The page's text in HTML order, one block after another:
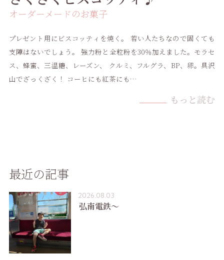
オーダーメードのお菓子
プレゼント用にビスコッティを焼く。 若い人たちなので固くても
支障はないでしょう。 強力粉と全粒粉を30％加えました。モラセ
ス、蜂蜜、三温糖、レーズン、 クルミ、フルグラ、BP、卵。具沢
山でざっくざく！ コーヒにも紅茶にも…
もっと読む
最近の記事
2026.08.03
弘南電鉄〜